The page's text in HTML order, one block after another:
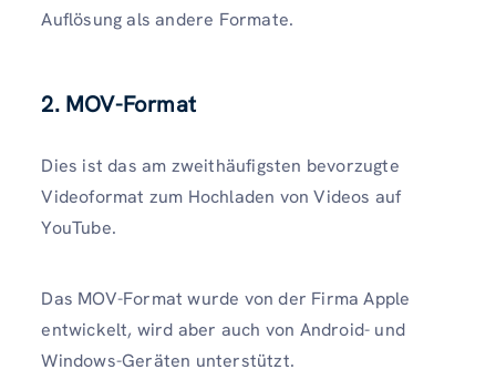
Auflösung als andere Formate.
2. MOV-Format
Dies ist das am zweithäufigsten bevorzugte
Videoformat zum Hochladen von Videos auf
YouTube.
Das MOV-Format wurde von der Firma Apple
entwickelt, wird aber auch von Android- und
Windows-Geräten unterstützt.